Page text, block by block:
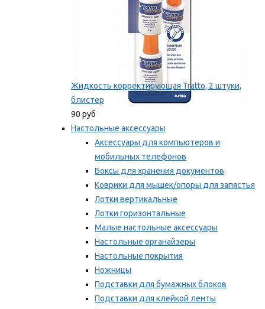
Жидкость корректирующая Tratto, 2 штуки,
блистер
90 руб
Настольные аксессуары
Аксессуары для компьютеров и
мобильных телефонов
Боксы для хранения документов
Коврики для мышек/опоры для запястья
Лотки вертикальные
Лотки горизонтальные
Малые настольные аксессуары
Настольные органайзеры
Настольные покрытия
Ножницы
Подставки для бумажных блоков
Подставки для клейкой ленты